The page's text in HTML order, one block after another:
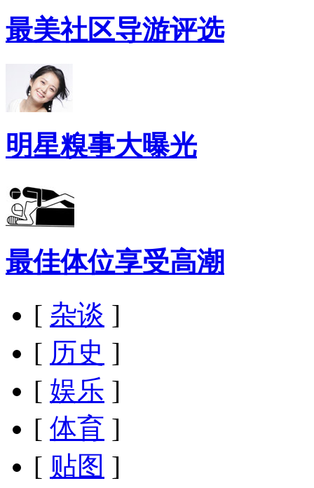
最美社区导游评选
明星糗事大曝光
最佳体位享受高潮
[ 杂谈 ]
[ 历史 ]
[ 娱乐 ]
[ 体育 ]
[ 贴图 ]